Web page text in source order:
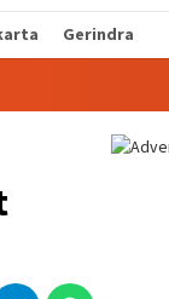
Gerindra